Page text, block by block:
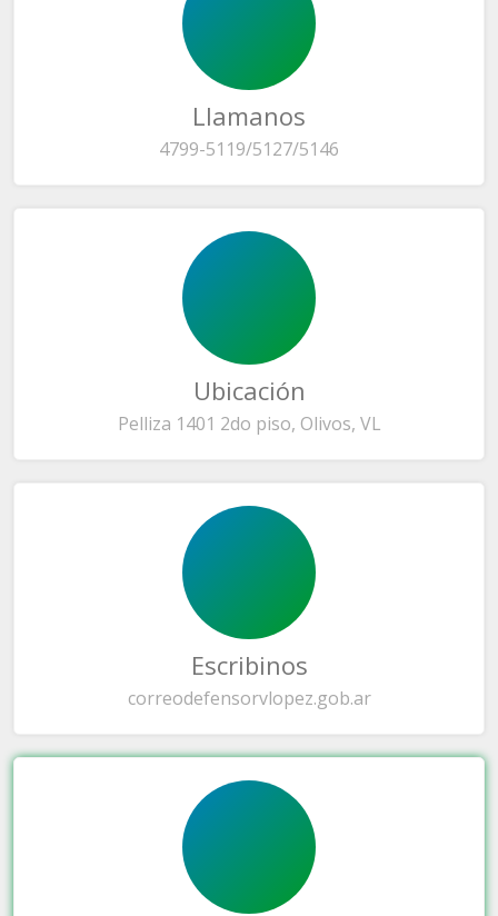
Llamanos
4799-5119/5127/5146
Ubicación
Pelliza 1401 2do piso, Olivos, VL
Escribinos
correodefensorvlopez.gob.ar